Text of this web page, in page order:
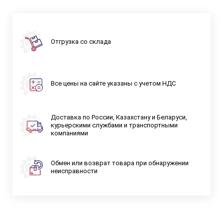
Отгрузка со склада
Все цены на сайте указаны с учетом НДС
Доставка по России, Казахстану и Беларуси,
курьерскими службами и транспортными
компаниями
Обмен или возврат товара при обнаружении
неисправности